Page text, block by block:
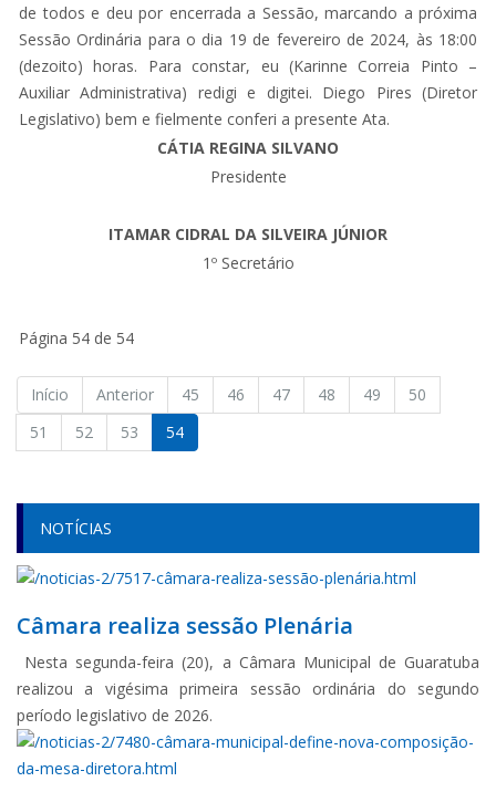
de todos e deu por encerrada a Sessão, marcando a próxima
Sessão Ordinária para o dia 19 de fevereiro de 2024, às 18:00
(dezoito) horas. Para constar, eu (Karinne Correia Pinto –
Auxiliar Administrativa) redigi e digitei. Diego Pires (Diretor
Legislativo) bem e fielmente conferi a presente Ata.
CÁTIA REGINA SILVANO
Presidente
ITAMAR CIDRAL DA SILVEIRA JÚNIOR
1º Secretário
Página 54 de 54
Início Anterior 45 46 47 48 49
50
51
52 53 54
NOTÍCIAS
Câmara realiza sessão Plenária
Nesta segunda-feira (20), a Câmara Municipal de Guaratuba
realizou a vigésima primeira sessão ordinária do segundo
período legislativo de 2026.